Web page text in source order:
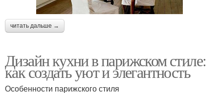
читать дальше →
Дизайн кухни в парижском стиле:
как создать уют и элегантность
Особенности парижского стиля